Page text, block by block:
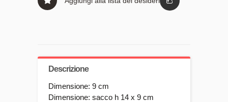
Descrizione
Dimensione: 9 cm
Dimensione: sacco h 14 x 9 cm